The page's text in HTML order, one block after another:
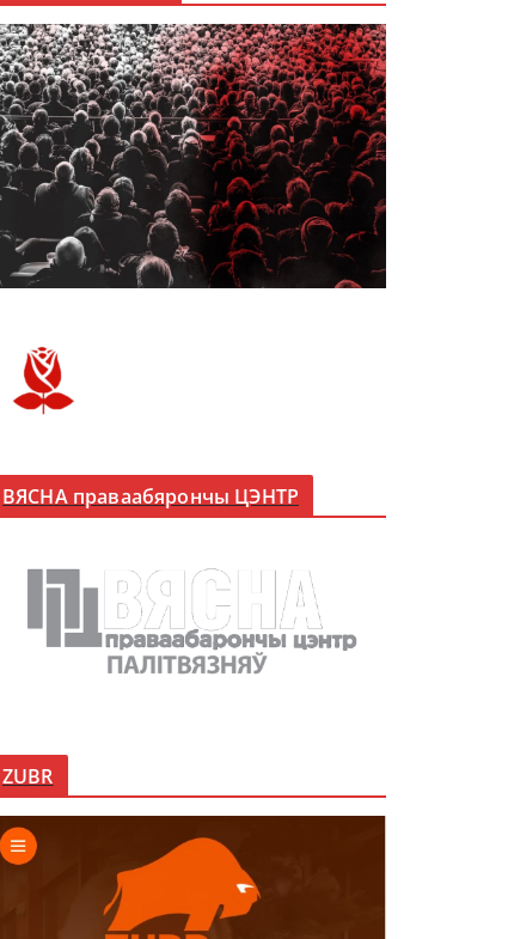
ВЯСНА праваабярончы ЦЭНТР
ZUBR